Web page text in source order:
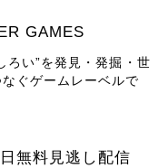
GAMES
ろい”を発見・発掘・世
ぐゲームレーベルで
無料見逃し配信